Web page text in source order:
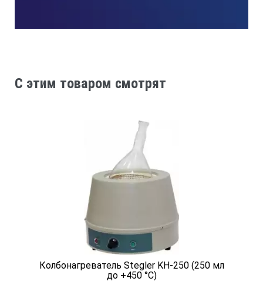
Количество
C этим товаром смотрят
Колбонагреватель Stegler KН-250 (250 мл
до +450 °C)